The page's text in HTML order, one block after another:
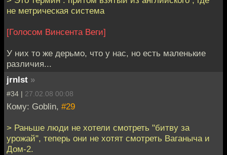
не метрическая система
[Голосом Винсента Веги]
У них то же дерьмо, что у нас, но есть маленькие
различия...
jrnlst »
#34 | 27.02.08 00:08
Кому: Goblin, #29
> Раньше люди не хотели смотреть "битву за
урожай", теперь они не хотят смотреть Ваганыча и
Дом-2.